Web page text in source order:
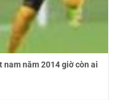
năm 2014 giờ còn ai